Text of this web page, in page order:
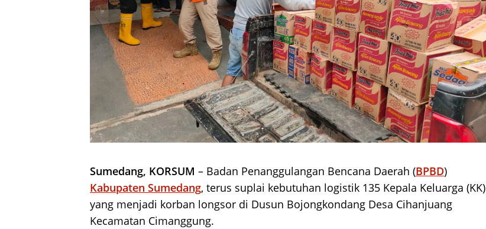
Sumedang, KORSUM – Badan Penanggulangan Bencana Daerah (BPBD)
Kabupaten Sumedang, terus suplai kebutuhan logistik 135 Kepala Keluarga (KK)
yang menjadi korban longsor di Dusun Bojongkondang Desa Cihanjuang
Kecamatan Cimanggung.